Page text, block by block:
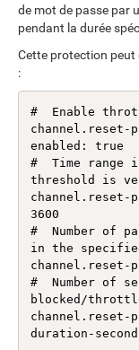
de mot de passe par
pendant la durée
Cette protection peut
:
#  Enable
enabled: true
#  Time range
threshold is
channel.reset-
3600
#  Number of
in the
channel.reset-
#  Number of
blocked/